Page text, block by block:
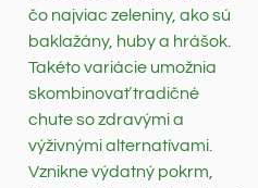
čo najviac zeleniny, ako sú
baklažány, huby a hrášok.
Takéto variácie umožnia
skombinovať tradičné
chute so zdravými a
výživnými alternatívami.
Vznikne výdatný pokrm,